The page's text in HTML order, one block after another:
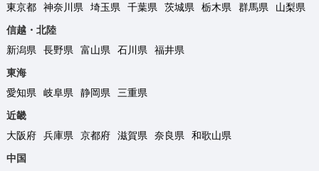
東京都
神奈川県 埼玉県 千葉県 茨城県 栃木県 群馬県
山梨県
信越・北陸
新潟県
長野県 富山県 石川県
福井県
東海
愛知県
岐阜県 静岡県
三重県
近畿
大阪府
兵庫県 京都府 滋賀県 奈良県
和歌山県
中国